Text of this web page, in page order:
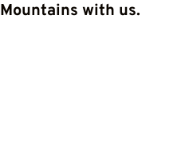
Mountains with us.